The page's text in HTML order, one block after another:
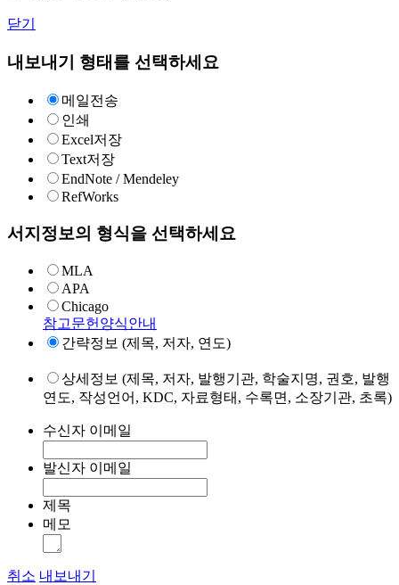
닫기
내보내기 형태를 선택하세요
메일전송
인쇄
Excel저장
Text저장
EndNote / Mendeley
RefWorks
서지정보의 형식을 선택하세요
MLA
APA
Chicago
참고문헌양식안내
간략정보 (제목, 저자, 연도)
상세정보 (제목, 저자, 발행기관, 학술지명, 권호, 발행
연도, 작성언어, KDC, 자료형태, 수록면, 소장기관, 초록)
수신자 이메일
발신자 이메일
제목
메모
취소 내보내기